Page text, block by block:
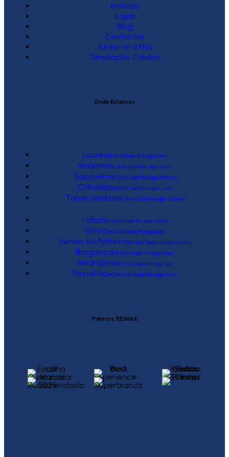
Imóveis
Lojas
Blog
Contactos
Junta-te a Nós
Simulação Crédito
Onde Estamos
Loures(RE/MAX Duplo Prestígio One)
Malveira(RE/MAX Duplo Prestígio West)
Sacavém(RE/MAX Duplo Prestígio Factory)
Odivelas(RE/MAX Duplo Prestígio Local)
Torres Vedras(RE/MAX Duplo Prestígio Várzea)
Lisboa(RE/MAX Duplo Prestígio Action)
Sintra(RE/MAX Duplo Prestígio Link)
Venda do Pinheiro(RE/MAX Duplo Prestígio Raízes)
Bragança(RE/MAX Duplo Prestígio Urbis)
Mirandela(RE/MAX Duplo Prestígio Tua)
Pinhal Novo(RE/MAX Duplo Prestígio Novo)
Prémios RE/MAX